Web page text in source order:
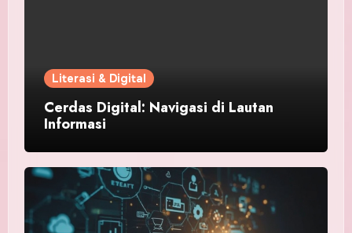
Literasi & Digital
Cerdas Digital: Navigasi di Lautan
Informasi